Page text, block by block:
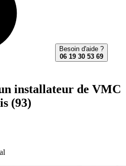
Besoin d'aide ?
06 19 30 53 69
installateur de VMC
(93)